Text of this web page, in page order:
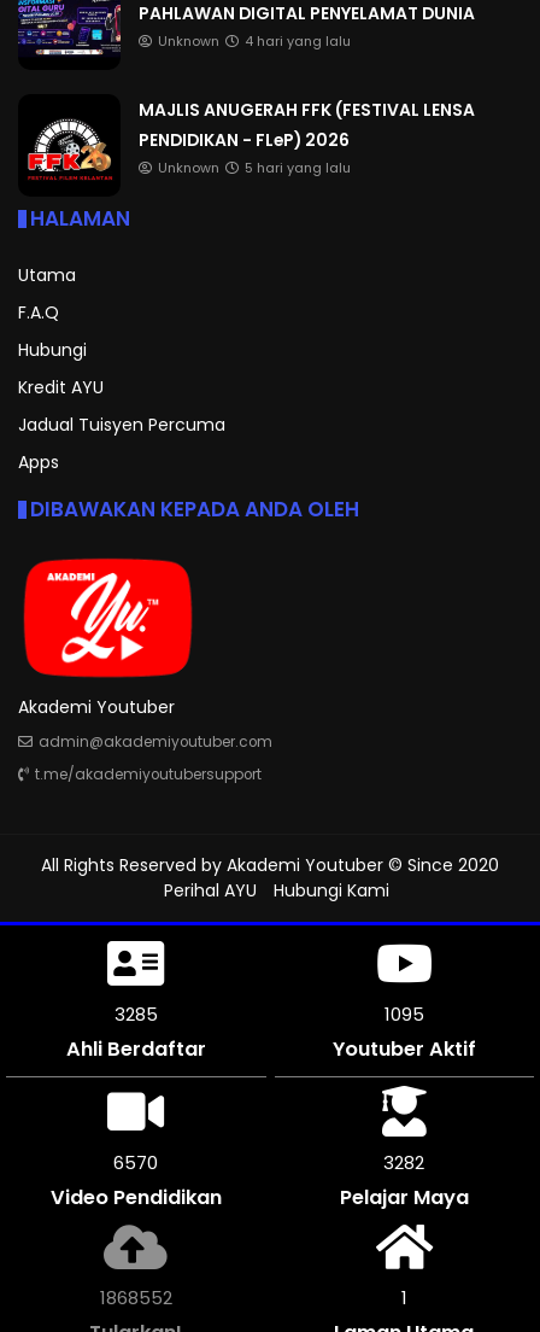
PAHLAWAN DIGITAL PENYELAMAT DUNIA
Unknown 4 hari yang lalu
MAJLIS ANUGERAH FFK (FESTIVAL LENSA
PENDIDIKAN - FLeP) 2026
Unknown 5 hari yang lalu
HALAMAN
Utama
F.A.Q
Hubungi
Kredit AYU
Jadual Tuisyen Percuma
Apps
DIBAWAKAN KEPADA ANDA OLEH
Akademi Youtuber
admin@akademiyoutuber.com
t.me/akademiyoutubersupport
All Rights Reserved by Akademi Youtuber © Since 2020
Perihal AYU
Hubungi Kami
3855
Ahli Berdaftar
1285
Youtuber Aktif
7704
Video Pendidikan
3852
Pelajar Maya
2193072 1